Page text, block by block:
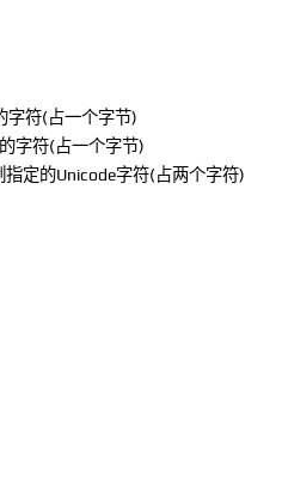
字符(占一个字节)
字符(占一个字节)
定的Unicode字符(占两个字符)